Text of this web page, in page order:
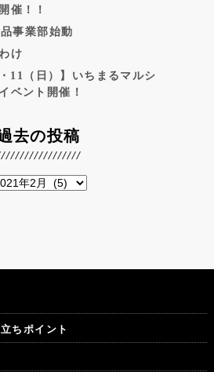
催！！
事業部始動
け
11（日）】いちまるマルシ
ベント開催！
去の投稿
ちポイント